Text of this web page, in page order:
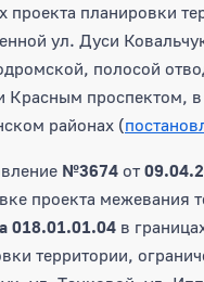
проекта планировки
ул. Дуси
полосой
Красным проспектом,
районах (
№3674 от
проекта межевания
018.01.01.04 в
территории,